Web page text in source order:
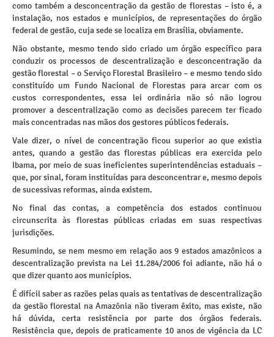
como também a desconcentração da gestão de florestas – isto é, a
instalação, nos estados e municípios, de representações do órgão
federal de gestão, cuja sede se localiza em Brasília, obviamente.
Não obstante, mesmo tendo sido criado um órgão específico para
conduzir os processos de descentralização e desconcentração da
gestão florestal – o Serviço Florestal Brasileiro – e mesmo tendo sido
constituído um Fundo Nacional de Florestas para arcar com os
custos correspondentes, essa lei ordinária não só não logrou
promover a descentralização como as decisões parecem ter ficado
mais concentradas nas mãos dos gestores públicos federais.
Vale dizer, o nível de concentração ficou superior ao que existia
antes, quando a gestão das florestas públicas era exercida pelo
Ibama, por meio de suas ineficientes superintendências estaduais –
que, por sinal, foram instituídas para desconcentrar e, mesmo depois
de sucessivas reformas, ainda existem.
No final das contas, a competência dos estados continuou
circunscrita às florestas públicas criadas em suas respectivas
jurisdições.
Resumindo, se nem mesmo em relação aos 9 estados amazônicos a
descentralização prevista na Lei 11.284/2006 foi adiante, não há o
que dizer quanto aos municípios.
É difícil saber as razões pelas quais as tentativas de descentralização
da gestão florestal na Amazônia não tiveram êxito, mas existe, não
há dúvida, certa resistência por parte dos órgãos federais.
Resistência que, depois de praticamente 10 anos de vigência da LC